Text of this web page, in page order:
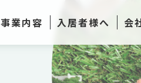
事業内容 入居者様へ 会